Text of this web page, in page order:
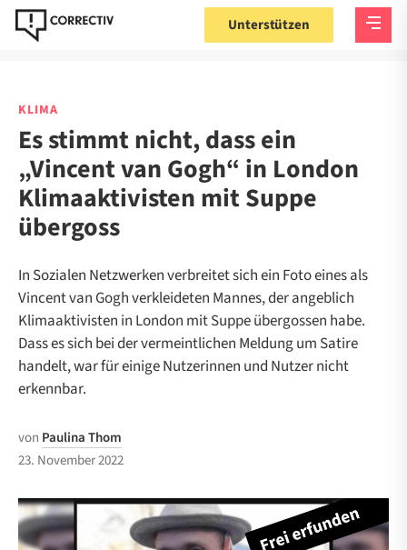
Unterstützen
KLIMA
Es stimmt nicht, dass ein
„Vincent van Gogh“ in London
Klimaaktivisten mit Suppe
übergoss
In Sozialen Netzwerken verbreitet sich ein Foto eines als
Vincent van Gogh verkleideten Mannes, der angeblich
Klimaaktivisten in London mit Suppe übergossen habe.
Dass es sich bei der vermeintlichen Meldung um Satire
handelt, war für einige Nutzerinnen und Nutzer nicht
erkennbar.
von Paulina Thom
23. November 2022